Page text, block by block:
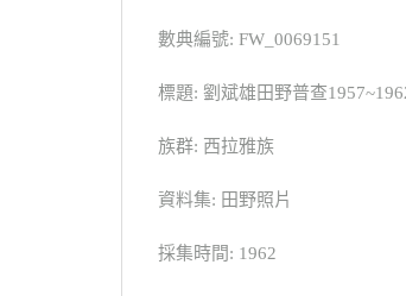
數典編號: FW_0069151
標題: 劉斌雄田野普查
族群: 西拉雅族
資料集: 田野照片
採集時間: 1962